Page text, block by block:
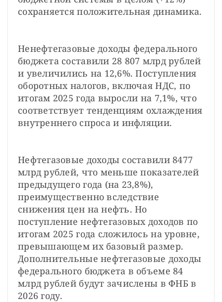
сохраняется положительная динамика.
Ненефтегазовые доходы федерального
бюджета составили 28 807 млрд рублей
и увеличились на 12,6%. Поступления
оборотных налогов, включая НДС, по
итогам 2025 года выросли на 7,1%, что
соответствует тенденциям охлаждения
внутреннего спроса и инфляции.
Нефтегазовые доходы составили 8477
млрд рублей, что меньше показателей
предыдущего года (на 23,8%),
преимущественно вследствие
снижения цен на нефть. Но
поступление нефтегазовых доходов по
итогам 2025 года сложилось на уровне,
превышающем их базовый размер.
Дополнительные нефтегазовые доходы
федерального бюджета в объеме 84
млрд рублей будут зачислены в ФНБ в
2026 году.